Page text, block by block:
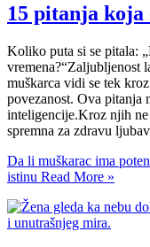
15 pitanja
Koliko puta si se pitala:
vremena?“Zaljubljenost
muškarca vidi se tek
povezanost. Ova pitanja
inteligencije.Kroz njih
spremna za zdravu
Da li muškarac ima
istinu Read More »